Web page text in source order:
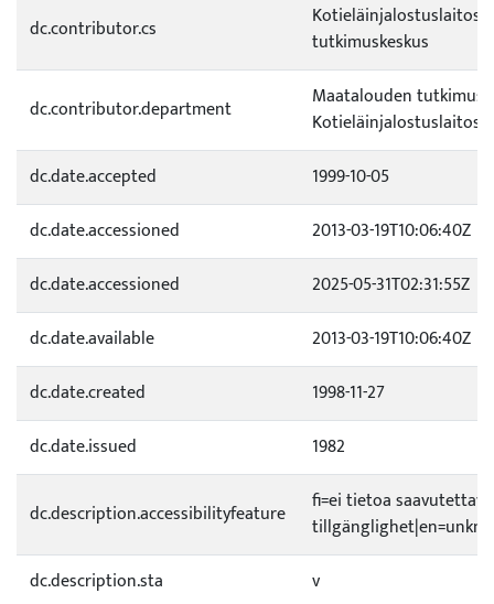
dc.contributor.cs
Kotieläinjalostuslaitos,
tutkimuskeskus
dc.contributor.department
Maatalouden
Kotieläinjalostuslaitos
dc.date.accepted
1999-10-05
dc.date.accessioned
2013-03-19T10:06:40Z
dc.date.accessioned
2025-05-31T02:31:55Z
dc.date.available
2013-03-19T10:06:40Z
dc.date.created
1998-11-27
dc.date.issued
1982
dc.description.accessibilityfeature
fi=ei tietoa
dc.description.sta
v